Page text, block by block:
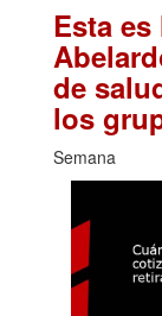
Esta
de
los
Semana